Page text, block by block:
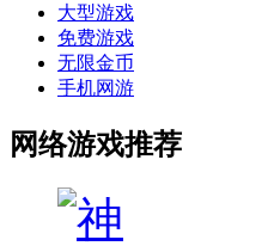
大型游戏
免费游戏
无限金币
手机网游
网络游戏推荐